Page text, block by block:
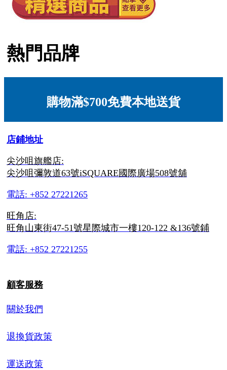
熱門品牌
購物滿$700免費本地送貨
店鋪地址
尖沙咀旗艦店:
尖沙咀彌敦道63號iSQUARE國際廣場508號舖
電話: +852 27221265
旺角店:
旺角山東街47-51號星際城市一樓120-122 &136號鋪
電話: +852 27221255
顧客服務
關於我們
退換貨政策
運送政策